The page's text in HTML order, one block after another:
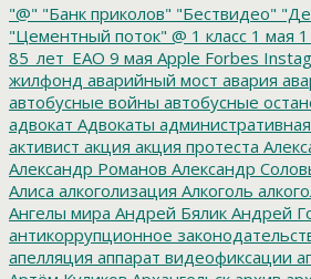
"@" "Банк приколов" "Бествидео"
"Цементный поток" @ 1 класс 1 мая
85_лет_ЕАО 9 мая Apple Forbes
жилфонд аварийный мост авария
автобусные войны автобусные
адвокат Адвокаты
активист акция акция протеста
Александр Романов Александр
Алиса алкоголизация Алкоголь
Ангелы мира Андрей Бялик Андрей
антикоррупционное
апелляция аппарат видеофиксации